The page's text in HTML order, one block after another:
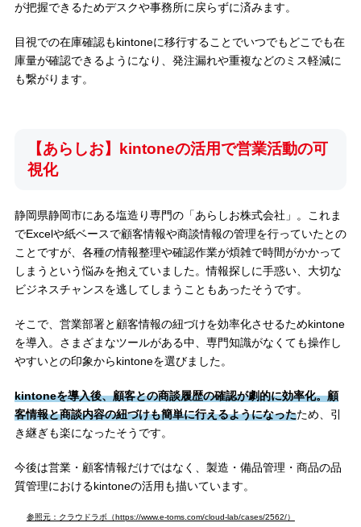
が把握できるためデスクや事務所に戻らずに済みます。
目視での在庫確認もkintoneに移行することでいつでもどこでも在
庫量が確認できるようになり、発注漏れや重複などのミス軽減に
も繋がります。
【あらしお】kintoneの活用で営業活動の可
視化
静岡県静岡市にある塩造り専門の「あらしお株式会社」。これま
でExcelや紙ベースで顧客情報や商談情報の管理を行っていたとの
ことですが、各種の情報整理や確認作業が煩雑で時間がかかって
しまうという悩みを抱えていました。情報探しに手惑い、大切な
ビジネスチャンスを逃してしまうこともあったそうです。
そこで、営業部署と顧客情報の紐づけを効率化させるためkintone
を導入。さまざまなツールがある中、専門知識がなくても操作し
やすいとの印象からkintoneを選びました。
kintoneを導入後、顧客との商談履歴の確認が劇的に効率化。顧
客情報と商談内容の紐づけも簡単に行えるようになったため、引
き継ぎも楽になったそうです。
今後は営業・顧客情報だけではなく、製造・備品管理・商品の品
質管理におけるkintoneの活用も描いています。
参照元：クラウドラボ（https://www.e-toms.com/cloud-lab/cases/2562/）